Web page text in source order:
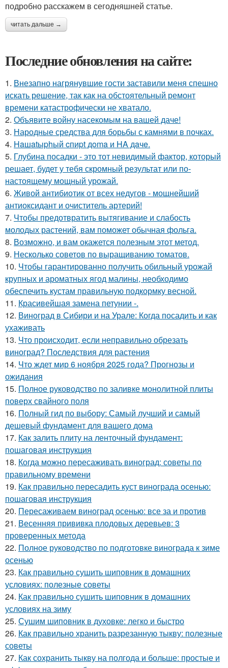
подробно расскажем в сегодняшней статье.
читать дальше →
Последние обновления на сайте:
1. Внезапно нагрянувшие гости заставили меня спешно
искать решение, так как на обстоятельный ремонт
времени катастрофически не хватало.
2. Объявите войну насекомым на вашей даче!
3. Народные средства для борьбы с камнями в почках.
4. Haшatыphый cпиpt дoma и HA дaчe.
5. Глубина посадки - это тот невидимый фактор, который
решает, будет у тебя скромный результат или по-
настоящему мощный урожай.
6. Живой антибиотик от всех недугов - мощнейший
антиоксидант и очиститель артерий!
7. Чтобы предотвратить вытягивание и слабость
молодых растений, вам поможет обычная фольга.
8. Возможно, и вам окажется полезным этот метод.
9. Несколько советов по выращиванию томатов.
10. Чтобы гарантированно получить обильный урожай
крупных и ароматных ягод малины, необходимо
обеспечить кустам правильную подкормку весной.
11. Красивейшая замена петунии -.
12. Виноград в Сибири и на Урале: Когда посадить и как
ухаживать
13. Что происходит, если неправильно обрезать
виноград? Последствия для растения
14. Что ждет мир 6 ноября 2025 года? Прогнозы и
ожидания
15. Полное руководство по заливке монолитной плиты
поверх свайного поля
16. Полный гид по выбору: Самый лучший и самый
дешевый фундамент для вашего дома
17. Как залить плиту на ленточный фундамент:
пошаговая инструкция
18. Когда можно пересаживать виноград: советы по
правильному времени
19. Как правильно пересадить куст винограда осенью:
пошаговая инструкция
20. Пересаживаем виноград осенью: все за и против
21. Весенняя прививка плодовых деревьев: 3
проверенных метода
22. Полное руководство по подготовке винограда к зиме
осенью
23. Как правильно сушить шиповник в домашних
условиях: полезные советы
24. Как правильно сушить шиповник в домашних
условиях на зиму
25. Сушим шиповник в духовке: легко и быстро
26. Как правильно хранить разрезанную тыкву: полезные
советы
27. Как сохранить тыкву на полгода и больше: простые и